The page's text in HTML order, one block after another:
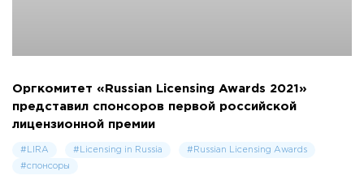
Оргкомитет «Russian Licensing Awards 2021»
представил спонсоров первой российской
лицензионной премии
#LIRA #Licensing in Russia
#Russian Licensing Awards
#спонсоры